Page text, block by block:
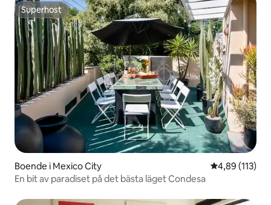
Superhost
Superhost
Boende i Mexico City 4,89 av 5 i
4,89 (113)
En bit av paradiset på det bästa läget Condesa